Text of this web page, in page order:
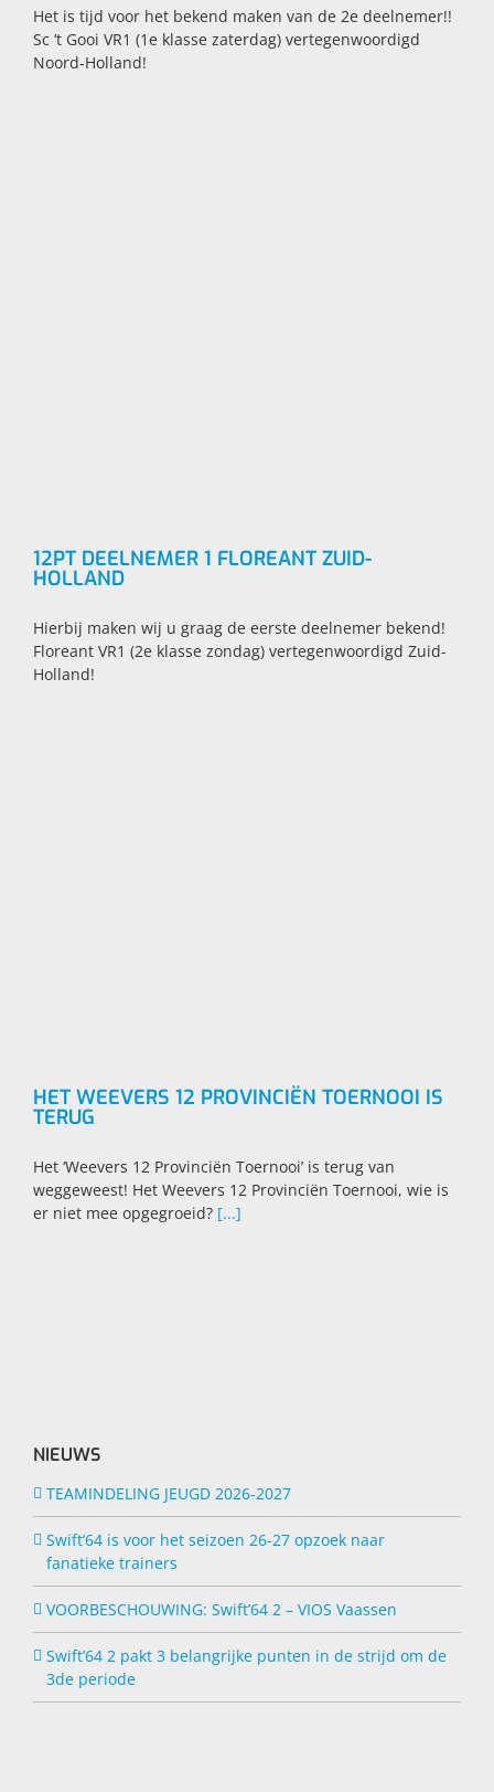
Het is tijd voor het bekend maken van de 2e deelnemer!!
Sc ‘t Gooi VR1 (1e klasse zaterdag) vertegenwoordigd
Noord-Holland!
12PT DEELNEMER 1 FLOREANT ZUID-
HOLLAND
Hierbij maken wij u graag de eerste deelnemer bekend!
Floreant VR1 (2e klasse zondag) vertegenwoordigd Zuid-
Holland!
HET WEEVERS 12 PROVINCIËN TOERNOOI IS
TERUG
Het ‘Weevers 12 Provinciën Toernooi’ is terug van
weggeweest! Het Weevers 12 Provinciën Toernooi, wie is
er niet mee opgegroeid? [...]
NIEUWS
TEAMINDELING JEUGD 2026-2027
Swift’64 is voor het seizoen 26-27 opzoek naar
fanatieke trainers
VOORBESCHOUWING: Swift’64 2 – VIOS Vaassen
Swift’64 2 pakt 3 belangrijke punten in de strijd om de
3de periode